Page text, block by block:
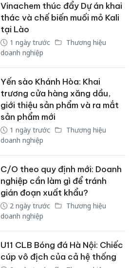
Vinachem thúc đẩy Dự án khai
thác và chế biến muối mỏ Kali
tại Lào
1 ngày trước
Thương hiệu
doanh nghiệp
Yến sào Khánh Hòa: Khai
trương cửa hàng xăng dầu,
giới thiệu sản phẩm và ra mắt
sản phẩm mới
1 ngày trước
Thương hiệu
doanh nghiệp
C/O theo quy định mới: Doanh
nghiệp cần làm gì để tránh
gián đoạn xuất khẩu?
2 ngày trước
Thương hiệu
doanh nghiệp
U11 CLB Bóng đá Hà Nội: Chiếc
cúp vô địch của cả hệ thống